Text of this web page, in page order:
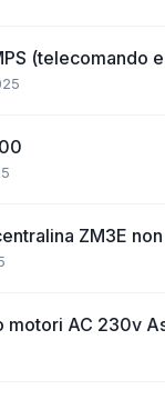
(telecomando
ZM3E
motori AC 230v